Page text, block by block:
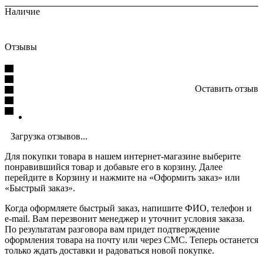
Наличие
Отзывы
Оставить отзыв
Загрузка отзывов...
Для покупки товара в нашем интернет-магазине выберите
понравившийся товар и добавьте его в корзину. Далее
перейдите в Корзину и нажмите на «Оформить заказ» или
«Быстрый заказ».
Когда оформляете быстрый заказ, напишите ФИО, телефон и
e-mail. Вам перезвонит менеджер и уточнит условия заказа.
По результатам разговора вам придет подтверждение
оформления товара на почту или через СМС. Теперь останется
только ждать доставки и радоваться новой покупке.